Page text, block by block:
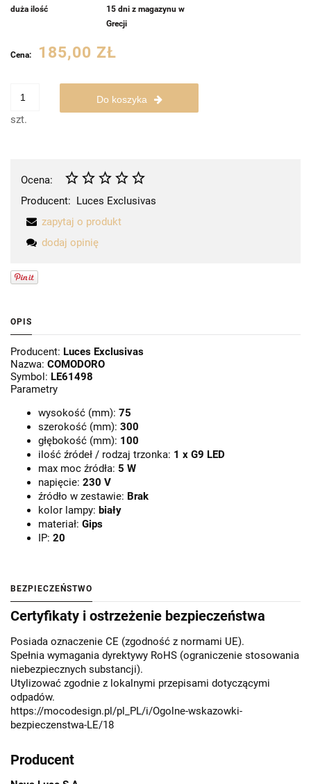
duża ilość
15 dni z magazynu w
Grecji
Cena: 185,00 ZŁ
szt.
Do koszyka
Ocena:
Producent: Luces Exclusivas
zapytaj o produkt
dodaj opinię
OPIS
Producent: Luces Exclusivas
Nazwa: COMODORO
Symbol: LE61498
Parametry
wysokość (mm): 75
szerokość (mm): 300
głębokość (mm): 100
ilość źródeł / rodzaj trzonka: 1 x G9 LED
max moc źródła: 5 W
napięcie: 230 V
źródło w zestawie: Brak
kolor lampy: biały
materiał: Gips
IP: 20
BEZPIECZEŃSTWO
Certyfikaty i ostrzeżenie bezpieczeństwa
Posiada oznaczenie CE (zgodność z normami UE).
Spełnia wymagania dyrektywy RoHS (ograniczenie stosowania
niebezpiecznych substancji).
Utylizować zgodnie z lokalnymi przepisami dotyczącymi
odpadów.
https://mocodesign.pl/pl_PL/i/Ogolne-wskazowki-
bezpieczenstwa-LE/18
Producent